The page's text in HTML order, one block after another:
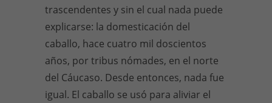
trascendentes y sin el cual nada puede
explicarse: la domesticación del
caballo, hace cuatro mil doscientos
años, por tribus nómades, en el norte
del Cáucaso. Desde entonces, nada fue
igual. El caballo se usó para aliviar el